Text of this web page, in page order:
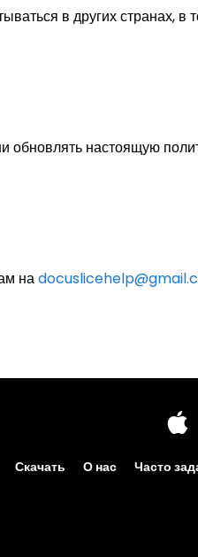
в других странах,
настоящую
на
Скачать О нас Часто